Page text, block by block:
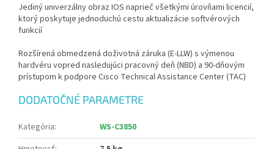
Jediný univerzálny obraz IOS naprieč všetkými úrovňami licencií,
ktorý poskytuje jednoduchú cestu aktualizácie softvérových
funkcií
Rozšírená obmedzená doživotná záruka (E-LLW) s výmenou
hardvéru vopred nasledujúci pracovný deň (NBD) a 90-dňovým
prístupom k podpore Cisco Technical Assistance Center (TAC)
DODATOČNÉ PARAMETRE
Kategória:
WS-C3850